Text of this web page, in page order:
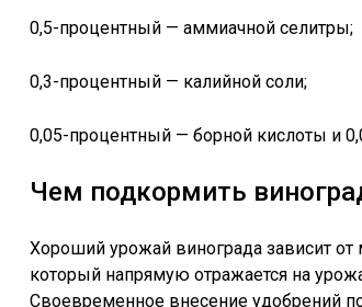
0,5-процентный — аммиачной селитры;
0,3-процентный — калийной соли;
0,05-процентный — борной кислоты и
Чем подкормить
Хороший урожай винограда зависит
который напрямую отражается на
Своевременное внесение удобрений